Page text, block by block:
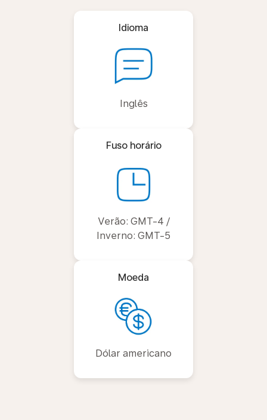
Idioma
Inglês
Fuso horário
Verão: GMT-4 /
Inverno: GMT-5
Moeda
Dólar americano